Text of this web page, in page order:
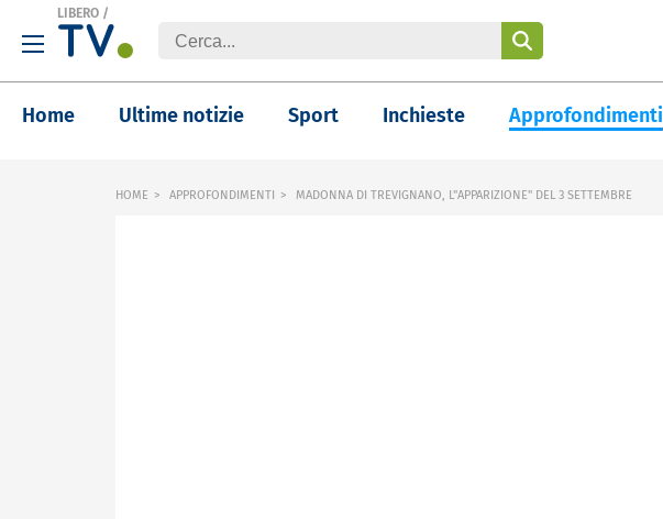
LIBERO /
Home Ultime notizie Sport Inchieste Approfondimenti
HOME APPROFONDIMENTI MADONNA DI TREVIGNANO, L"APPARIZIONE" DEL 3 SETTEMBRE